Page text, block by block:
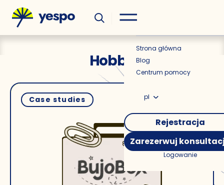
Aktualności
Strona główna
Blog
Centrum pomocy
pl
Rejestracja
Zarezerwuj
Logowanie
Hobby
Case studies